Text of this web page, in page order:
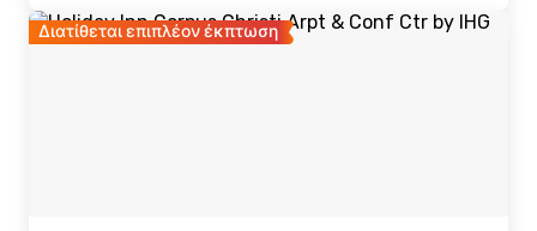
Διατίθεται επιπλέον έκπτωση